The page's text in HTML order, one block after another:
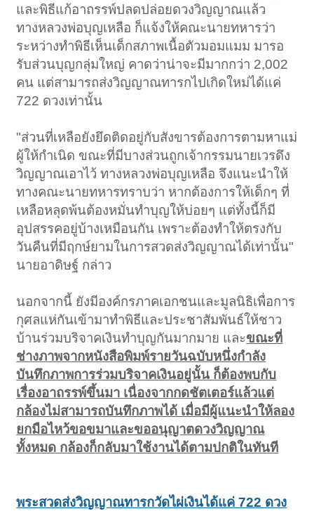
และพิธีแก้อาถรรพ์ปลดปล่อยดวงวิญญาณแล้ว
ทางหลวงพ่อบุญเหลือ ก็แจ้งให้คณะนายทหารว่า
ระหว่างทำพิธีเห็นเด็กสภาพเนื้อตัวมอมแมม มารอ
รับส่วนบุญกลุ่มใหญ่ คาดว่าน่าจะมีมากกว่า 2,002
คน แต่สามารถส่งวิญญาณทารกไปเกิดใหม่ได้แค่
722 ดวงเท่านั้น
"ส่วนที่เหลือยังยึดติดอยู่กับสังขารต้องการตามหาแม่
ผู้ให้กำเนิด ขณะที่มีบางส่วนถูกเจ้ากรรมนายเวรดึง
วิญญาณเอาไว้ ทางหลวงพ่อบุญเหลือ จึงแนะนำให้
ทางคณะนายทหารทราบว่า หากต้องการให้เด็กๆ ที่
เหลือหลุดพ้นต้องหมั่นทำบุญให้บ่อยๆ แต่ทั้งนี้ก็มี
อุปสรรคอยู่บ้างเหมือนกัน เพราะต้องทำให้ตรงกับ
วันคืนที่มีฤกษ์ยามในการสวดส่งวิญญาณได้เท่านั้น"
นายอาดิษฐ์ กล่าว
นอกจากนี้ ยังมีองค์กรภาคเอกชนและมูลนิธิเพื่อการ
กุศลแห่กันเข้ามาทำพิธีและประชาสัมพันธ์ให้ชาว
บ้านร่วมบริจาคเงินทำบุญกันมากมาย และขณะที่
ช่างภาพจากหนังสือพิมพ์รายวันฉบับหนึ่งกำลัง
บันทึกภาพการร่วมบริจาคเงินอยู่นั้น ก็ต้องพบกับ
เรื่องอาถรรพ์ขึ้นมา เนื่องจากกดชัตเตอร์แล้วแต่
กล้องไม่สามารถบันทึกภาพได้ เมื่อมีผู้แนะนำให้ลอง
ยกมือไหว้ขอขมาและขออนุญาตดวงวิญญาณ
ทั้งหมด กล้องก็กลับมาใช้งานได้ตามปกติในทันที
พระสวดส่งวิญญาณทารกวัดไผ่เงินได้แค่ 722 ดวง